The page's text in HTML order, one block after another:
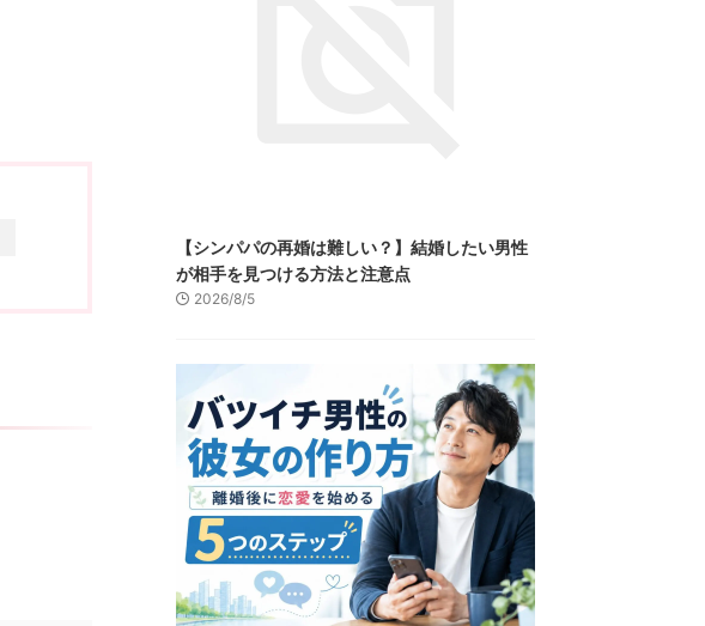
【シンパパの再婚は難しい？】結婚したい男性
が相手を見つける方法と注意点
2026/8/5